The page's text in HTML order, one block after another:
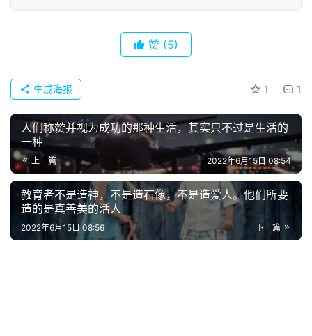
赞 (5)
1 1
生成海报
人们称赞并视为成功的那种生活，其实只不过是生活的
一种
上一篇 2022年6月15日 08:54
教育者不是造神，不是造石像，不是造爱人。他们所要
造的是真善美的活人
下一篇
2022年6月15日 08:56